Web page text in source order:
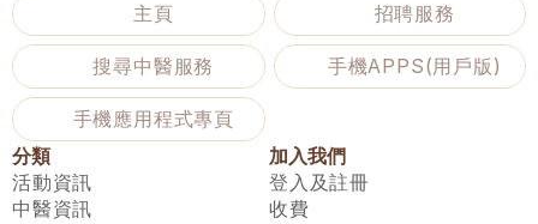
主頁
招聘服務
搜尋中醫服務 手機APPS(用戶版)
手機應用程式專頁
分類
活動資訊
中醫資訊
加入我們
登入及註冊
收費